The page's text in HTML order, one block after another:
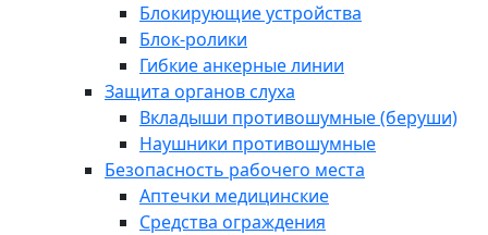
Блокирующие устройства
Блок-ролики
Гибкие анкерные линии
Защита органов слуха
Вкладыши противошумные (беруши)
Наушники противошумные
Безопасность рабочего места
Аптечки медицинские
Средства ограждения